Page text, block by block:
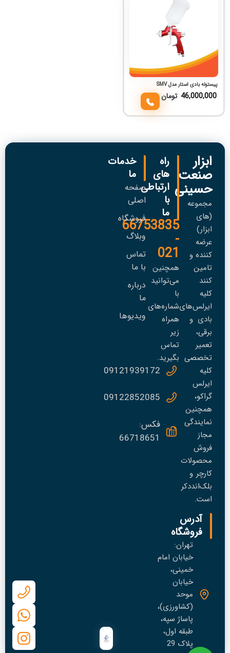
پیستوله بادی استار مدل SMV
46,000,000 تومان
ابزار
صنعت
حسینی
مجموعه
(های
ابزار)
عرضه
کننده و
تامین
کنند
کلیه
ایرلس‌های
بادی و
برقی،
تعمير
تخصصی
کلیه
ایرلس
گراکو،
همچنین
نمایندگی
مجاز
فروش
محصولات
کارچر و
بلک‌انددکر
است.
آدرس
فروشگاه
تهران:
خیابان امام
خمینی،
خیابان
موحد
(کشاورزی)،
پاساژ سپه،
طبقه اول،
پلاک 29
راه
های
ارتباطی
با
ما
66753835
-
021
همچنین
می‌توانید
با
شماره‌های
همراه
زیر
تماس
بگیرید.
09121939172
09122852085
فکس:
66718651
خدمات
ما
صفحه
اصلی
فروشگاه
وبلاگ
تماس
با ما
درباره
ما
ویدیوها